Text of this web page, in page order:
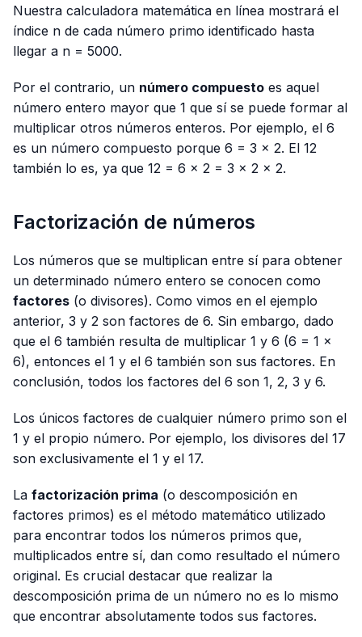
Nuestra calculadora matemática en línea mostrará el
índice n de cada número primo identificado hasta
llegar a n = 5000.
Por el contrario, un número compuesto es aquel
número entero mayor que 1 que sí se puede formar al
multiplicar otros números enteros. Por ejemplo, el 6
es un número compuesto porque 6 = 3 × 2. El 12
también lo es, ya que 12 = 6 × 2 = 3 × 2 × 2.
Factorización de números
Los números que se multiplican entre sí para obtener
un determinado número entero se conocen como
factores (o divisores). Como vimos en el ejemplo
anterior, 3 y 2 son factores de 6. Sin embargo, dado
que el 6 también resulta de multiplicar 1 y 6 (6 = 1 ×
6), entonces el 1 y el 6 también son sus factores. En
conclusión, todos los factores del 6 son 1, 2, 3 y 6.
Los únicos factores de cualquier número primo son el
1 y el propio número. Por ejemplo, los divisores del 17
son exclusivamente el 1 y el 17.
La factorización prima (o descomposición en
factores primos) es el método matemático utilizado
para encontrar todos los números primos que,
multiplicados entre sí, dan como resultado el número
original. Es crucial destacar que realizar la
descomposición prima de un número no es lo mismo
que encontrar absolutamente todos sus factores.